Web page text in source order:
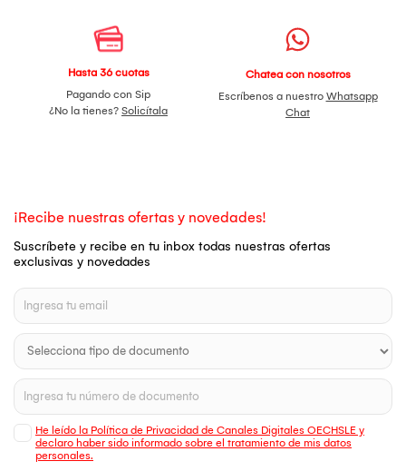
Hasta 36 cuotas
Pagando con Sip
¿No la tienes? Solicítala
Chatea con nosotros
Escríbenos a nuestro Whatsapp
Chat
¡Recibe nuestras ofertas y novedades!
Suscríbete y recibe en tu inbox todas nuestras ofertas
exclusivas y novedades
He leído la Política de Privacidad de Canales Digitales OECHSLE y
declaro haber sido informado sobre el tratamiento de mis datos
personales.